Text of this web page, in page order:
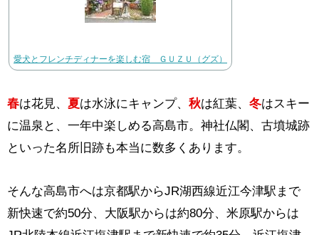
愛犬とフレンチディナーを楽しむ宿 ＧＵＺＵ（グズ）
春は花見、 夏は水泳にキャンプ、 秋は紅葉、 冬はスキー
に温泉と、一年中楽しめる高島市。神社仏閣、古墳城跡
といった名所旧跡も本当に数多くあります。
そんな高島市へは京都駅からJR湖西線近江今津駅まで
新快速で約50分、大阪駅からは約80分、米原駅からは